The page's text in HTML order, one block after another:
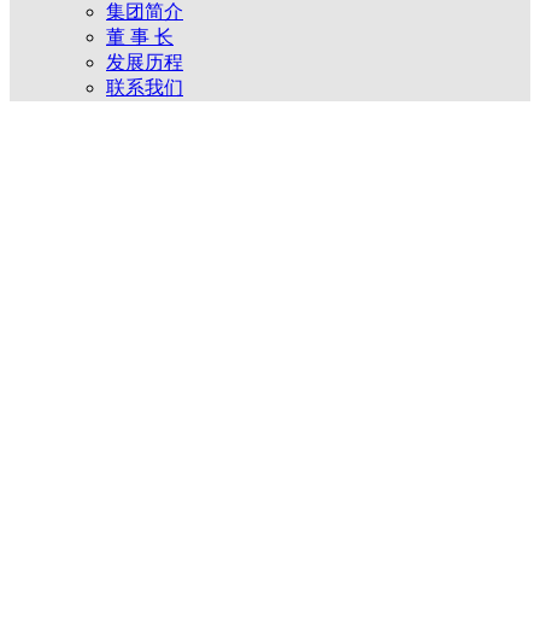
集团简介
董 事 长
发展历程
联系我们